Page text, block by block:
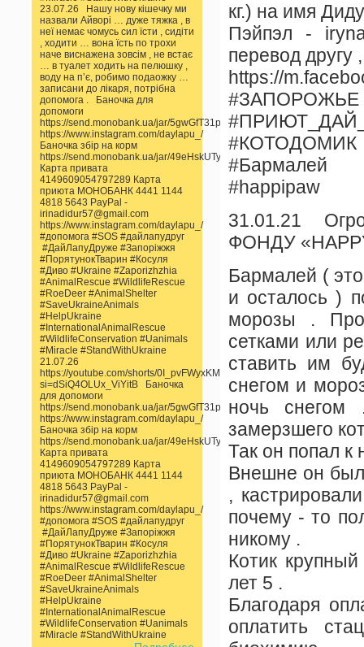
23.07.26 Нашу нову кішечку ми
назвали Айворі … дуже тяжка , в
неї немає чомусь сил їсти , сидіти
, ходити … вона їсть по трохи
наче виснажена зовсім , не встає
… в туалет ходить на пелюшку ,
воду на пʼє, робимо подаожку …
записани до лікаря, потрібна
допомога . Баночка для
допомоги
https://send.monobank.ua/jar/5gwGfT31pp
https://www.instagram.com/daylapu_/
Баночка збір на корм
https://send.monobank.ua/jar/49eHskUTyn
Карта привата
4149609054797289 Карта
приюта МОНОБАНК 4441 1144
4818 5643 PayPal -
irinadidur57@gmail.com
https://www.instagram.com/daylapu_/
#допомога #SOS #дайлапудруг
#ДайЛапуДруже #Запоріжжя
#ПорятунокТварин #Косуля
#Диво #Ukraine #Zaporizhzhia
#AnimalRescue #WildlifeRescue
#RoeDeer #AnimalShelter
#SaveUkraineAnimals
#HelpUkraine
#InternationalAnimalRescue
#WildlifeConservation #Uanimals
#Miracle #StandWithUkraine
21.07.26
https://youtube.com/shorts/0I_pvFWyxKM?
si=dSiQ4OLUx_ViYitB Баночка
для допомоги
https://send.monobank.ua/jar/5gwGfT31pp
https://www.instagram.com/daylapu_/
Баночка збір на корм
https://send.monobank.ua/jar/49eHskUTyn
Карта привата
4149609054797289 Карта
приюта МОНОБАНК 4441 1144
4818 5643 PayPal -
irinadidur57@gmail.com
https://www.instagram.com/daylapu_/
#допомога #SOS #дайлапудруг
#ДайЛапуДруже #Запоріжжя
#ПорятунокТварин #Косуля
#Диво #Ukraine #Zaporizhzhia
#AnimalRescue #WildlifeRescue
#RoeDeer #AnimalShelter
#SaveUkraineAnimals
#HelpUkraine
#InternationalAnimalRescue
#WildlifeConservation #Uanimals
#Miracle #StandWithUkraine
кг.) на имя
Пэйпэл -
перевод
https://
#ЗАПОРОЖЬЕ
#КОТОДОМИК
#Бармалей
#happipaw
31.01.21
ФОНДУ
Бармалей (
и осталось )
морозы .
сетками или
ставить им
снегом и
ночь
замерзшего
Так он попал
Внешне он был
,
почему - то
никому .
Котик
лет 5 .
Благодаря
оплатить